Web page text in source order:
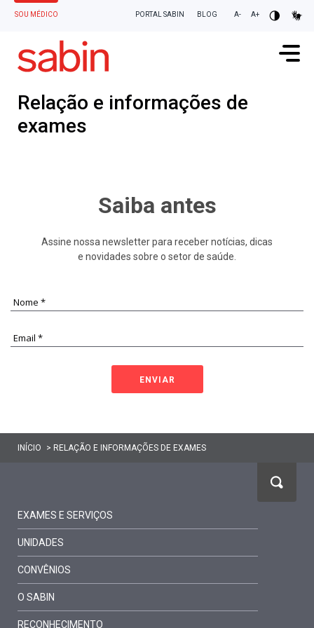
SOU CLIENTE
SOU MÉDICO
PORTAL SABIN BLOG A- A+
Relação e informações de
exames
Saiba antes
Assine nossa newsletter para receber notícias, dicas
e novidades sobre o setor de saúde.
ENVIAR
INÍCIO > RELAÇÃO E INFORMAÇÕES DE EXAMES
EXAMES E SERVIÇOS
Vacinas
Exames de Imagem
Sabin Prime
Relação de exames
UNIDADES
Nossas Unidades
CONVÊNIOS
O SABIN
RECONHECIMENTO